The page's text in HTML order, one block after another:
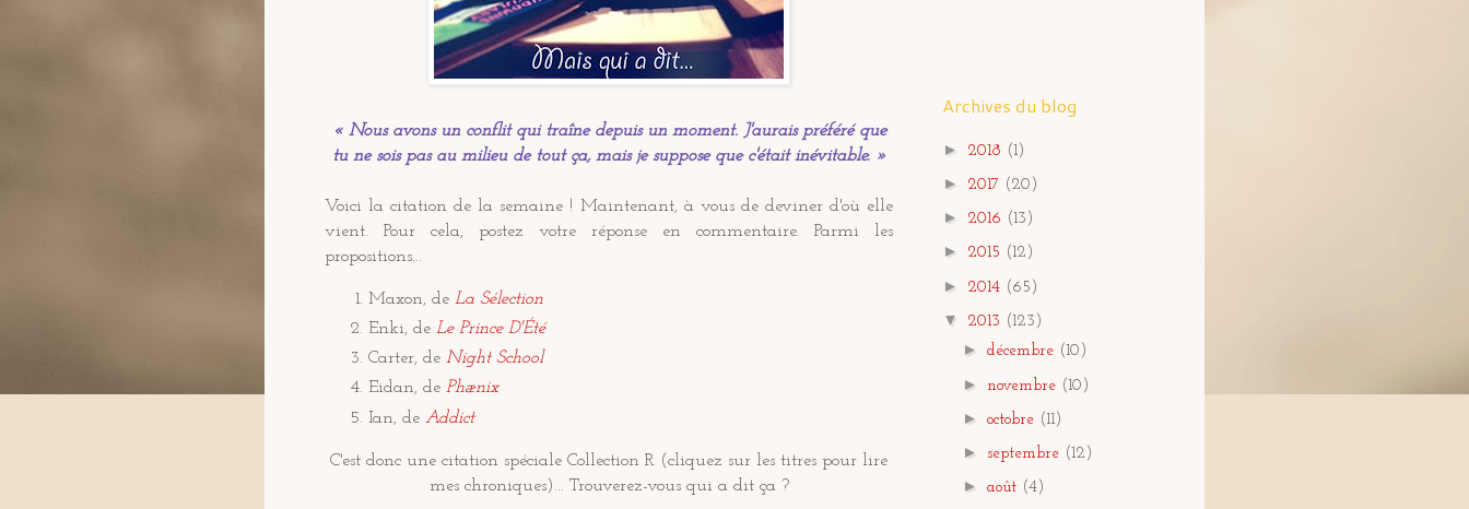
« Nous avons un conflit qui traîne depuis un moment. J'aurais préféré que
tu ne sois pas au milieu de tout ça, mais je suppose que c'était inévitable. »
Voici la citation de la semaine ! Maintenant, à vous de deviner d'où elle
vient. Pour cela, postez votre réponse en commentaire. Parmi les
propositions...
Maxon, de La Sélection
Enki, de Le Prince D'Été
Carter, de Night School
Eidan, de Phænix
Ian, de Addict
C'est donc une citation spéciale Collection R (cliquez sur les titres pour lire
mes chroniques)... Trouverez-vous qui a dit ça ?
Archives du blog
► 2018 (1)
► 2017 (20)
► 2016 (13)
► 2015 (12)
► 2014 (65)
▼ 2013 (123)
► décembre (10)
► novembre (10)
► octobre (11)
► septembre (12)
► août (4)